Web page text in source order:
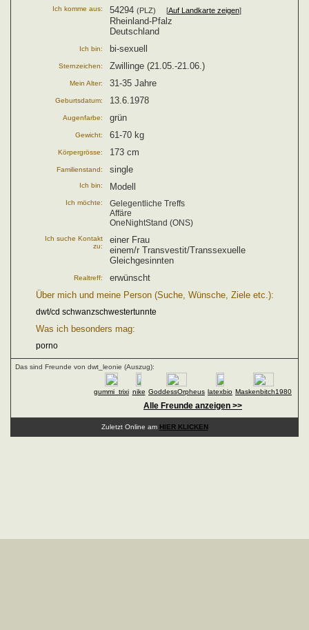
Ich komme aus: 54294 (PLZ) [Auf Landkarte zeigen]
Rheinland-Pfalz
Deutschland
Ich bin: bi-sexuell
Sternzeichen: Zwillinge (21.05.-21.06.)
Mein Alter: 31-35 Jahre
Geburtsdatum: 13.6.1978
Augenfarbe: grün
Gewicht: 61-70 kg
Körpergrösse: 173 cm
Familienstand: single
Ich bin: Modell
Ich möchte:
Gelegentliche Treffs
Affäre
OneNightStand (ONS)
Ich suche Kontakt
zu:
einer Frau
einem/r Transvestit/Transsexuelle
Gleichgesinnten
Realtreff:
erwünscht
Über mich und meine Person (Suche, Wünsche, Ziele etc.):
dwt/cd schwanzschwestertunnte
Was ich besonders mag:
porno
Das sind Freunde von dwt_leonie (Auszug):
gummi_trixi nike GoddessOrpheus latexbio Maskenbitch1980
Alle Freunde anzeigen >>
Zuletzt Online am HIER KLICKEN